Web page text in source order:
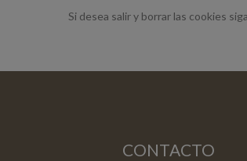
Si desea salir y borrar las cookies
CONTACTO